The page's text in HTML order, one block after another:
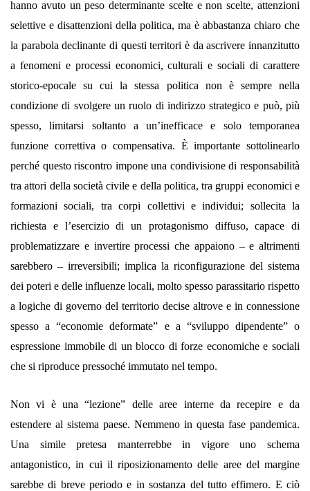
hanno avuto un peso determinante scelte e non scelte, attenzioni
selettive e disattenzioni della politica, ma è abbastanza chiaro che
la parabola declinante di questi territori è da ascrivere innanzitutto
a fenomeni e processi economici, culturali e sociali di carattere
storico-epocale su cui la stessa politica non è sempre nella
condizione di svolgere un ruolo di indirizzo strategico e può, più
spesso, limitarsi soltanto a un’inefficace e solo temporanea
funzione correttiva o compensativa. È importante sottolinearlo
perché questo riscontro impone una condivisione di responsabilità
tra attori della società civile e della politica, tra gruppi economici e
formazioni sociali, tra corpi collettivi e individui; sollecita la
richiesta e l’esercizio di un protagonismo diffuso, capace di
problematizzare e invertire processi che appaiono – e altrimenti
sarebbero – irreversibili; implica la riconfigurazione del sistema
dei poteri e delle influenze locali, molto spesso parassitario rispetto
a logiche di governo del territorio decise altrove e in connessione
spesso a “economie deformate” e a “sviluppo dipendente” o
espressione immobile di un blocco di forze economiche e sociali
che si riproduce pressoché immutato nel tempo.
Non vi è una “lezione” delle aree interne da recepire e da
estendere al sistema paese. Nemmeno in questa fase pandemica.
Una simile pretesa manterrebbe in vigore uno schema
antagonistico, in cui il riposizionamento delle aree del margine
sarebbe di breve periodo e in sostanza del tutto effimero. E ciò